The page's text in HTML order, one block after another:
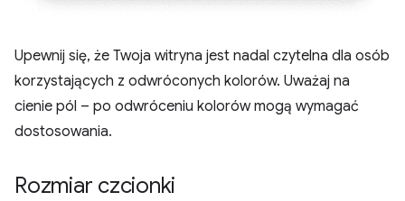
Upewnij się, że Twoja witryna jest nadal czytelna dla osób
korzystających z odwróconych kolorów. Uważaj na
cienie pól – po odwróceniu kolorów mogą wymagać
dostosowania.
Rozmiar czcionki